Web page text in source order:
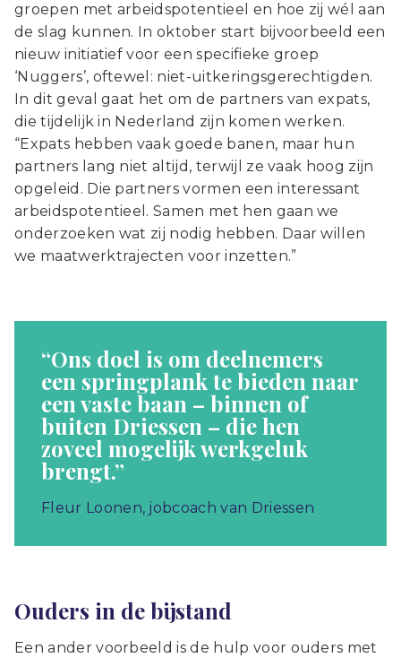
groepen met arbeidspotentieel en hoe zij wél aan
de slag kunnen. In oktober start bijvoorbeeld een
nieuw initiatief voor een specifieke groep
‘Nuggers’, oftewel: niet-uitkeringsgerechtigden.
In dit geval gaat het om de partners van expats,
die tijdelijk in Nederland zijn komen werken.
“Expats hebben vaak goede banen, maar hun
partners lang niet altijd, terwijl ze vaak hoog zijn
opgeleid. Die partners vormen een interessant
arbeidspotentieel. Samen met hen gaan we
onderzoeken wat zij nodig hebben. Daar willen
we maatwerktrajecten voor inzetten.”
“Ons doel is om deelnemers
een springplank te bieden naar
een vaste baan – binnen of
buiten Driessen – die hen
zoveel mogelijk werkgeluk
brengt.”
Fleur Loonen, jobcoach van Driessen
Ouders in de bijstand
Een ander voorbeeld is de hulp voor ouders met